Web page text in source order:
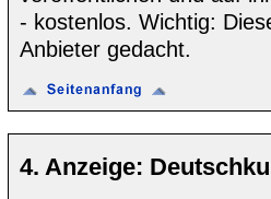
- kostenlos. Wichtig:
Anbieter gedacht.
4. Anzeige: